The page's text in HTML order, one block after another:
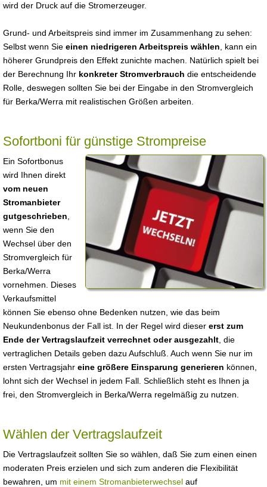
wird der Druck auf die Stromerzeuger.
Grund- und Arbeitspreis sind immer im Zusammenhang zu sehen:
Selbst wenn Sie einen niedrigeren Arbeitspreis wählen , kann ein
höherer Grundpreis den Effekt zunichte machen. Natürlich spielt bei
der Berechnung Ihr konkreter Stromverbrauch die entscheidende
Rolle, deswegen sollten Sie bei der Eingabe in den Stromvergleich
für Berka/Werra mit realistischen Größen arbeiten.
Sofortboni für günstige Strompreise
Ein Sofortbonus
wird Ihnen direkt
vom neuen
Stromanbieter
gutgeschrieben
wenn Sie den
Wechsel über den
Stromvergleich für
Berka/Werra
vornehmen. Dieses
Verkaufsmittel
können Sie ebenso ohne Bedenken nutzen, wie das beim
Neukundenbonus der Fall ist. In der Regel wird dieser erst zum
Ende der Vertragslaufzeit verrechnet oder ausgezahlt , die
vertraglichen Details geben dazu Aufschluß. Auch wenn Sie nur im
ersten Vertragsjahr eine größere Einsparung generieren können,
lohnt sich der Wechsel in jedem Fall. Schließlich steht es Ihnen ja
frei, den Stromvergleich in Berka/Werra regelmäßig zu nutzen.
Wählen der Vertragslaufzeit
Die Vertragslaufzeit sollten Sie so wählen, daß Sie zum einen einen
moderaten Preis erzielen und sich zum anderen die Flexibilität
bewahren, um mit einem Stromanbieterwechsel auf